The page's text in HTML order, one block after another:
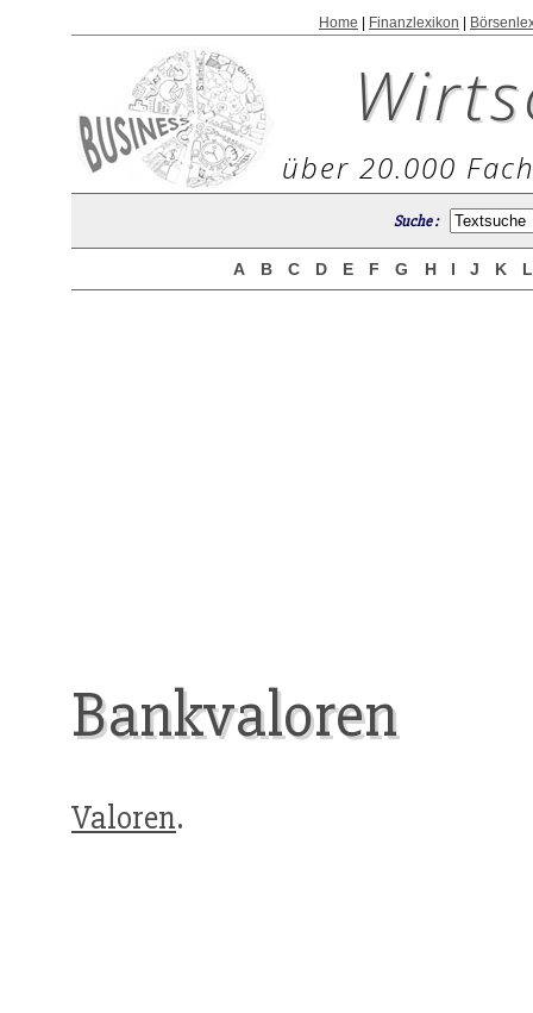
Home Finanzlexikon
über 20.000
Suche :
A B C D E F G H I J K
Bankvaloren
Valoren.